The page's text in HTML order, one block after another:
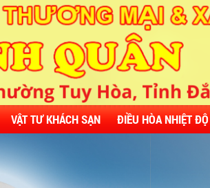
VẬT TƯ KHÁCH SẠN ĐIỀU HÒA NHIỆT ĐỘ